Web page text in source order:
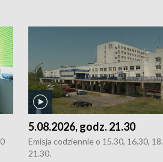
5.08.2026, godz. 21.30
Emisja codziennie o 15.30, 16.30,
21.30.